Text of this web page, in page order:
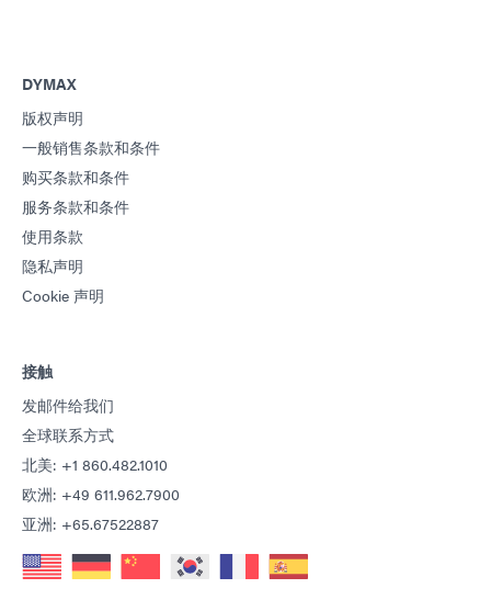
DYMAX
版权声明
一般销售条款和条件
购买条款和条件
服务条款和条件
使用条款
隐私声明
Cookie 声明
接触
发邮件给我们
全球联系方式
北美: +1 860.482.1010
欧洲: +49 611.962.7900
亚洲: +65.67522887